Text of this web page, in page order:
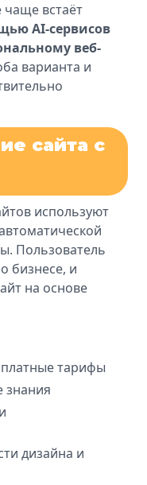
чаще встаёт
AI-сервисов
веб-
варианта и
сайта с
используют
Пользователь
бизнесе, и
на основе
тарифы
знания
дизайна и